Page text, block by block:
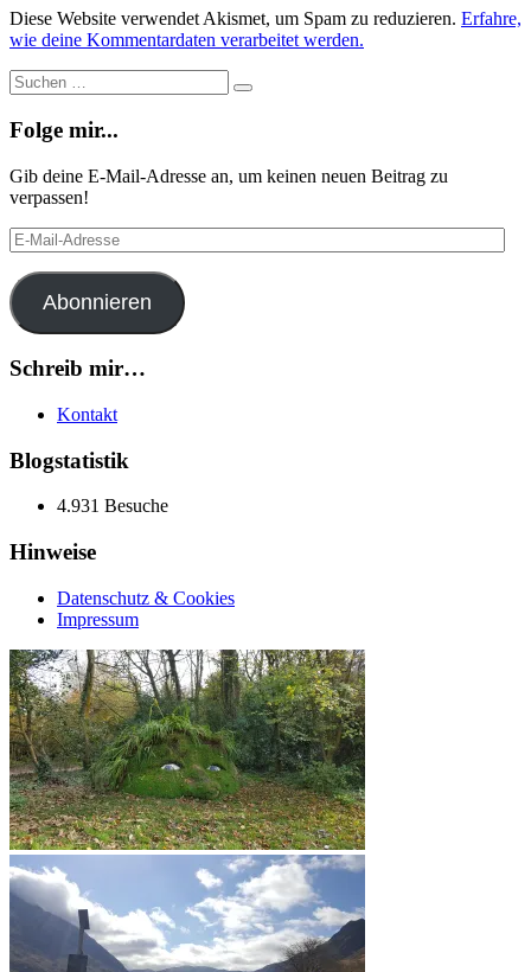
Diese Website verwendet Akismet, um Spam zu reduzieren. Erfahre,
wie deine Kommentardaten verarbeitet werden.
Suche
Suchen
Folge mir...
Gib deine E-Mail-Adresse an, um keinen neuen Beitrag zu
verpassen!
E-
Mail-
Adresse
Abonnieren
Schreib mir…
Kontakt
Blogstatistik
4.931 Besuche
Hinweise
Datenschutz & Cookies
Impressum